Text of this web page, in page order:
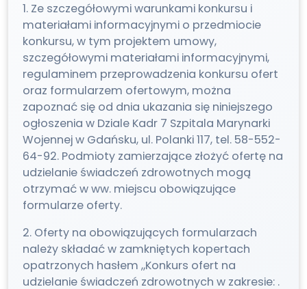
1. Ze szczegółowymi warunkami konkursu i
materiałami informacyjnymi o przedmiocie
konkursu, w tym projektem umowy,
szczegółowymi materiałami informacyjnymi,
regulaminem przeprowadzenia konkursu ofert
oraz formularzem ofertowym, można
zapoznać się od dnia ukazania się niniejszego
ogłoszenia w Dziale Kadr 7 Szpitala Marynarki
Wojennej w Gdańsku, ul. Polanki 117, tel. 58-552-
64-92. Podmioty zamierzające złożyć ofertę na
udzielanie świadczeń zdrowotnych mogą
otrzymać w ww. miejscu obowiązujące
formularze oferty.
2. Oferty na obowiązujących formularzach
należy składać w zamkniętych kopertach
opatrzonych hasłem „Konkurs ofert na
udzielanie świadczeń zdrowotnych w zakresie: .